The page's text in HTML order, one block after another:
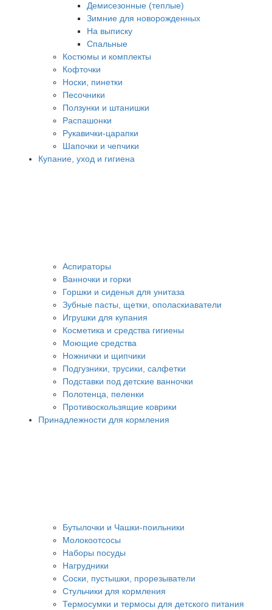
Демисезонные (теплые)
Зимние для новорожденных
На выписку
Спальные
Костюмы и комплекты
Кофточки
Носки, пинетки
Песочники
Ползунки и штанишки
Распашонки
Рукавички-царапки
Шапочки и чепчики
Купание, уход и гигиена
Аспираторы
Ванночки и горки
Горшки и сиденья для унитаза
Зубные пасты, щетки, ополаскиаватели
Игрушки для купания
Косметика и средства гигиены
Моющие средства
Ножнички и щипчики
Подгузники, трусики, салфетки
Подставки под детские ванночки
Полотенца, пеленки
Противоскользящие коврики
Принадлежности для кормления
Бутылочки и Чашки-поильники
Молокоотсосы
Наборы посуды
Нагрудники
Соски, пустышки, прорезыватели
Стульчики для кормления
Термосумки и термосы для детского питания